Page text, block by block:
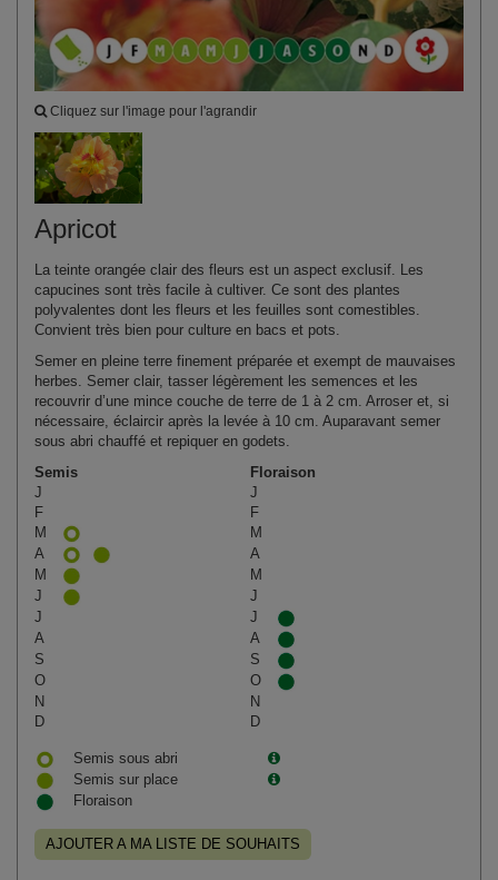
Cliquez sur l'image pour l'agrandir
Apricot
La teinte orangée clair des fleurs est un aspect exclusif. Les
capucines sont très facile à cultiver. Ce sont des plantes
polyvalentes dont les fleurs et les feuilles sont comestibles.
Convient très bien pour culture en bacs et pots.
Semer en pleine terre finement préparée et exempt de mauvaises
herbes. Semer clair, tasser légèrement les semences et les
recouvrir d’une mince couche de terre de 1 à 2 cm. Arroser et, si
nécessaire, éclaircir après la levée à 10 cm. Auparavant semer
sous abri chauffé et repiquer en godets.
Semis
Floraison
J
J
F
F
M
M
A
A
M
M
J
J
J
J
A
A
S
S
O
O
N
N
D
D
Semis sous abri
Semis sur place
Floraison
AJOUTER A MA LISTE DE SOUHAITS